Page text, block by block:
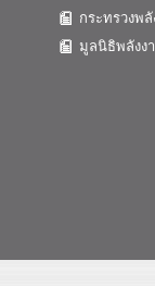
กระทรวงพลั
มูลนิธิพลังง